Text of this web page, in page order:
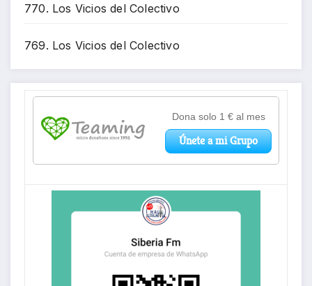
770. Los Vicios del Colectivo
769. Los Vicios del Colectivo